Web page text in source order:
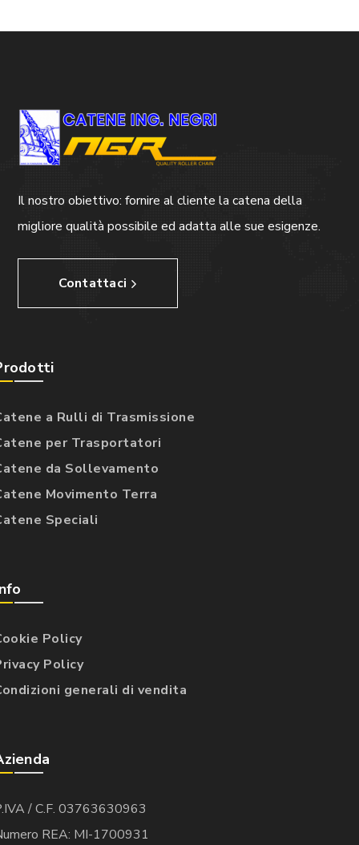
Il nostro obiettivo: fornire al cliente la catena della
migliore qualità possibile ed adatta alle sue esigenze.
Contattaci
a Rulli di Trasmissione
per Trasportatori
da Sollevamento
Movimento Terra
Speciali
Policy
Policy
generali di vendita
/ C.F. 03763630963
REA: MI-1700931